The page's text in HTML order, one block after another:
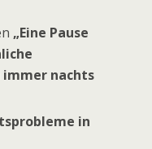
„Eine Pause
immer nachts
in